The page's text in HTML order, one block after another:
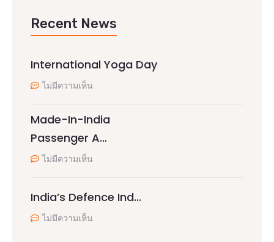
Recent News
International Yoga Day
ไม่มีความเห็น
Made-In-India
Passenger A…
ไม่มีความเห็น
India’s Defence Ind…
ไม่มีความเห็น